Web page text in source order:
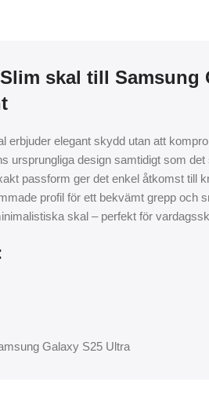
skal till Samsung
erbjuder elegant skydd utan att
ursprungliga design samtidigt som
passform ger det enkel åtkomst till
profil för ett bekvämt grepp och
skal – perfekt för
Galaxy S25 Ultra